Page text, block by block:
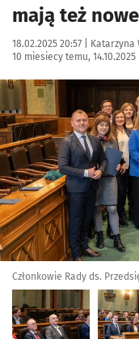
mają też
Data publikacji:
18.02.2025 20:57 | Autor:
Katarzyna
10 miesiecy temu, 14.10.2025
Kliknij, aby zobaczyć
Kliknij, aby powiększyć
Członkowie Rady ds.